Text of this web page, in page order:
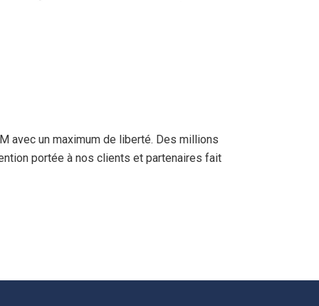
avec un maximum de liberté. Des millions
portée à nos clients et partenaires fait